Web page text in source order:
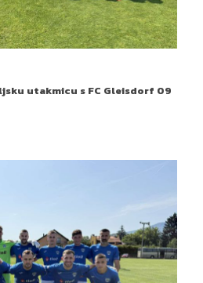
utakmicu s FC Gleisdorf 09